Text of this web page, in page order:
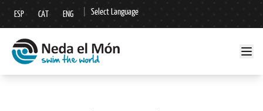
ESP CAT ENG Select Language
▼